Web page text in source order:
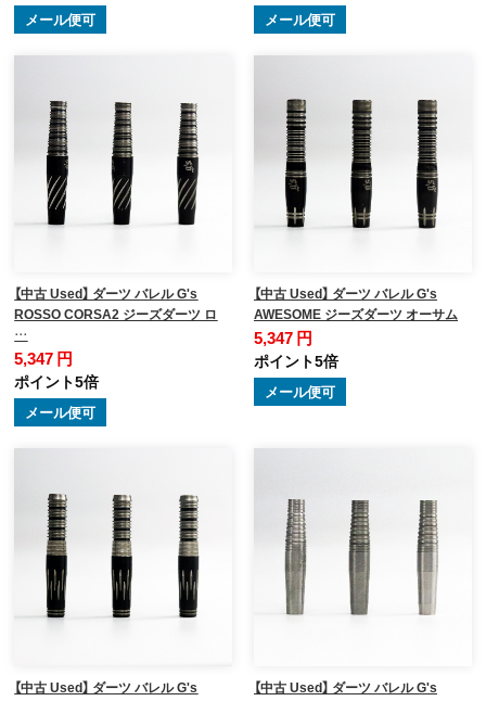
メール便可 メール便可
【中古 Used】 ダーツ バレル G's
ROSSO CORSA2 ジーズダーツ ロ
…
5,347 円
ポイント5倍
メール便可
【中古 Used】 ダーツ バレル G's
AWESOME ジーズダーツ オーサム
5,347 円
ポイント5倍
メール便可
【中古 Used】 ダーツ バレル G's
【中古 Used】 ダーツ バレル G's